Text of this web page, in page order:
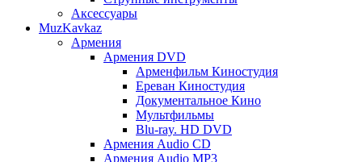
Аксессуары
MuzKavkaz
Армения
Армения DVD
Арменфильм Киностудия
Ереван Киностудия
Документальное Кино
Мультфильмы
Blu-ray. HD DVD
Армения Audio CD
Армения Audio MP3